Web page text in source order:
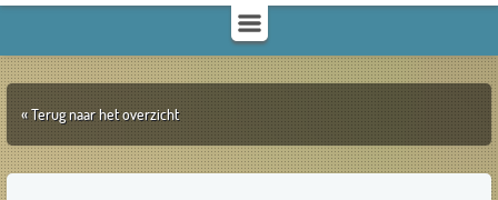
« Terug naar het overzicht